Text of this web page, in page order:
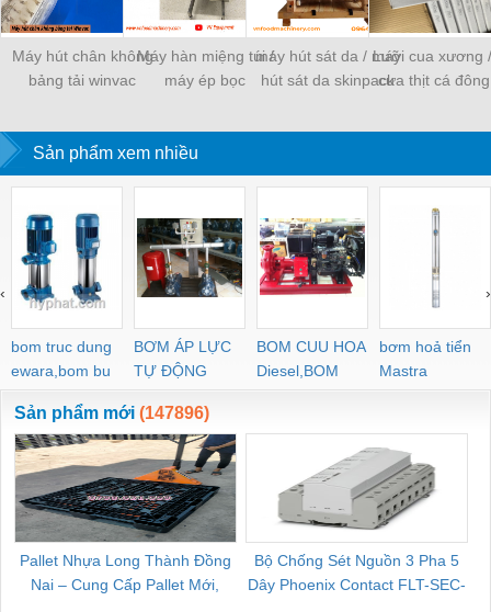
Máy hút chân không
bảng tải winvac
Máy hàn miệng túi /
máy ép bọc
máy hút sát da / máy
hút sát da skinpack
Lưỡi cua xương
cưa thịt cá
Sản phẩm xem nhiều
bom truc dung
ewara,bom bu
ewara
BƠM ÁP LỰC
TỰ ĐỘNG
BOM CUU HOA
Diesel,BOM
CHUA CHAY
bơm hoả tiển
Mastra
‹ ›
Sản phẩm mới (147896)
Pallet Nhựa Long Thành Đồng
Nai – Cung Cấp Pallet Mới,
Bộ Chống Sét Nguồn 3 Pha 5
Dây Phoenix Contact FLT-SEC-